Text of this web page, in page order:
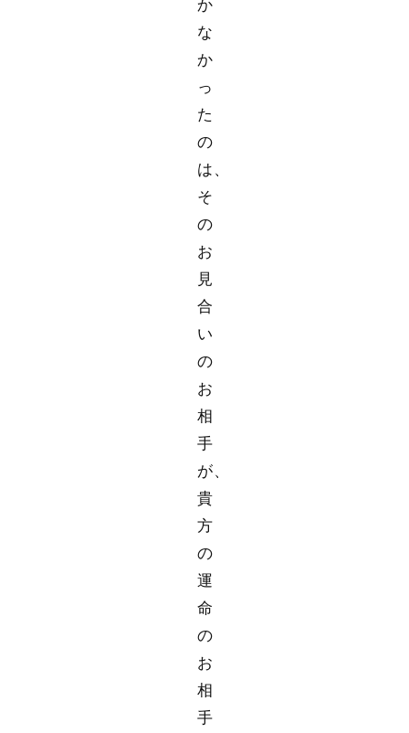
か
な
か
っ
た
の
は、
そ
の
お
見
合
い
の
お
相
手
が、
貴
方
の
運
命
の
お
相
手